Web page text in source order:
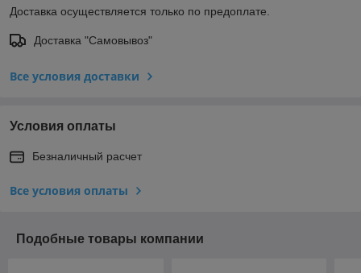
Доставка осуществляется только по предоплате.
Доставка "Самовывоз"
Все условия доставки
Условия оплаты
Безналичный расчет
Все условия оплаты
Подобные товары компании